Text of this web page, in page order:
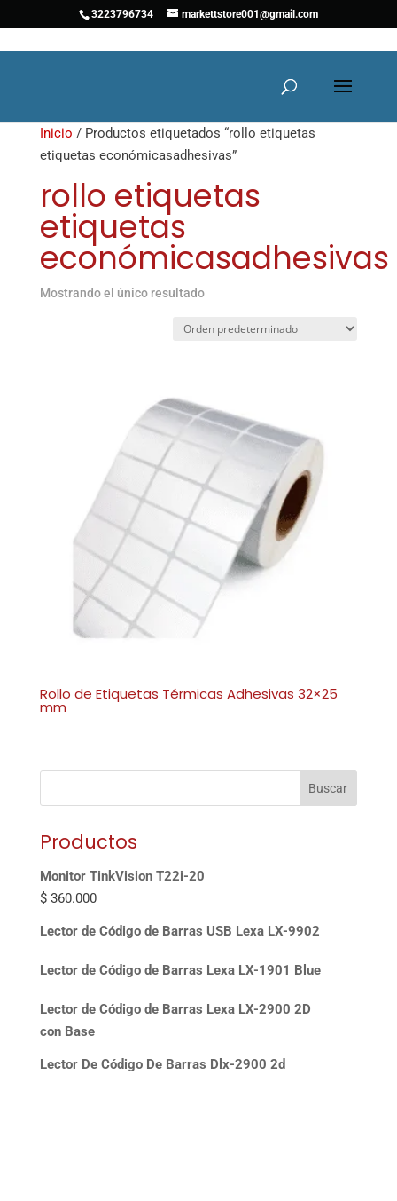
3223796734 markettstore001@gmail.com
Inicio / Productos etiquetados “rollo etiquetas
etiquetas económicasadhesivas”
rollo etiquetas
etiquetas
económicasadhesivas
Mostrando el único resultado
Rollo de Etiquetas Térmicas Adhesivas 32×25
mm
Buscar
Productos
Monitor TinkVision T22i-20
$360.000
Lector de Código de Barras USB Lexa LX-9902
Lector de Código de Barras Lexa LX-1901 Blue
Lector de Código de Barras Lexa LX-2900 2D
con Base
Lector De Código De Barras Dlx-2900 2d